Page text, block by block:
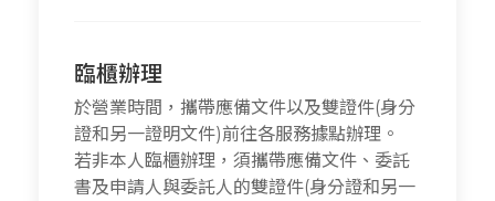
臨櫃辦理
於營業時間，攜帶應備文件以及雙證件(身分
證和另一證明文件)前往各服務據點辦理。
若非本人臨櫃辦理，須攜帶應備文件、委託
書及申請人與委託人的雙證件(身分證和另一